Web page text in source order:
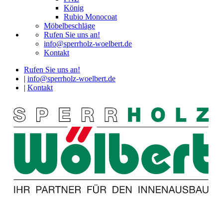
König
Rubio Monocoat
Möbelbeschläge
Rufen Sie uns an!
info@sperrholz-woelbert.de
Kontakt
Rufen Sie uns an!
info@sperrholz-woelbert.de
Kontakt